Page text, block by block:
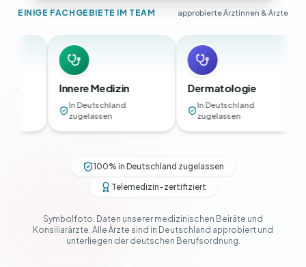
EINIGE FACHGEBIETE IM TEAM approbierte Ärztinnen & Ärzte
Innere Medizin
In Deutschland
Dermatologie
In Deutschland
100% in Deutschland zugelassen
Telemedizin-zertifiziert
Symbolfoto. Daten unserer medizinischen Beiräte und
Konsiliarärzte. Alle Ärzte sind in Deutschland approbiert und
unterliegen der deutschen Berufsordnung.